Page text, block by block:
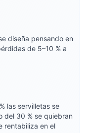
diseña pensando en
de 5–10 % a
las servilletas se
del 30 % se quiebran
rentabiliza en el